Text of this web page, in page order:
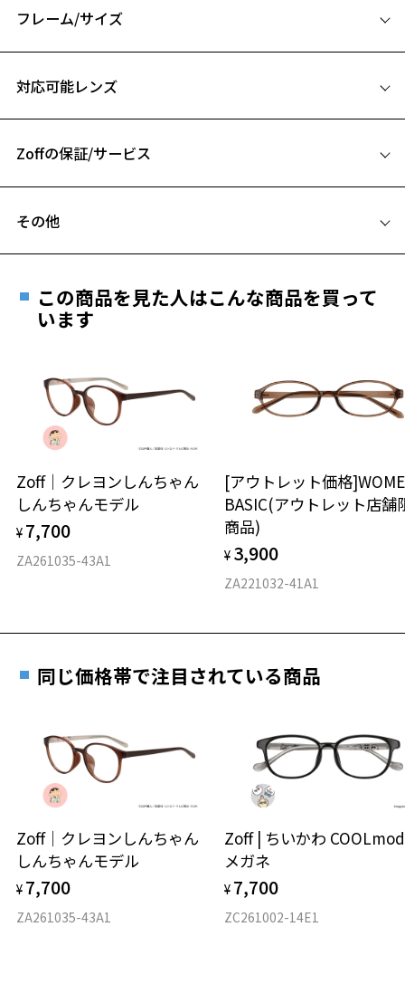
お気に入り
※柄や色味の出方に個体差があり、画像と異なる場合がございます。
Zoff×JOURNAL STANDARD relume ページをみる
フレーム/サイズ
B ブリッジ(鼻部分)の横幅：22mm
お持ちのZoffメガネサイズを確認するには？
仕上がり寸法
D 仕上がりの横幅：約145mm
28.7g
※着脱式サングラス：デモレンズ、アタッチメント込みの重さ
タイプ
材質
対応可能レンズ
フレームとレンズの合計料金を知りたい方へ
Zoffの保証/サービス
安心1 フレーム１年間品質保証
きます。
※保証期間内に交換が行われた場合、保証期間は初期の期間から
延長されません。
安心2 視力測定無料
視力の変化を早めに発見するために、定期的な視
力測定をおすすめいたします。
安心3 かかり具合調整無料
す。
その他
ご希望のお客さまは、「レンズ交換券」をお選びのうえ、
最寄りのZoff実店舗にてレンズをお買い求めください。
※サングラスやパッケージ品では「レンズ交換券」はお選び
談ください。
＜メガネの度数情報がわからない方へ＞
オンラインストアでフレームのみ購入して、
実店舗で度付きにできます
ご購入時に「レンズ交換券」をお選びいただくと、実店舗で
度数を測定のうえ、度付きレンズ（標準セットレンズ）へ無
お近くのZoff実店舗にて度数を測定いただけます（無料）。
その際は記入用紙をダウンロードしてお使いください。
この商品を見た人はこんな商品を買って
います
Zoff｜クレヨンしんちゃん
しんちゃんモデル
¥ 7,700
ZA261035-43A1
[アウトレット価格
BASIC(アウトレット店舗
商品)
¥ 3,900
ZA221032-41A1
同じ価格帯で注目されている商品
Zoff｜クレヨンしんちゃん
しんちゃんモデル
¥ 7,700
ZA261035-43A1
Zoff | ちいかわ
メガネ
¥ 7,700
ZC261002-14E1